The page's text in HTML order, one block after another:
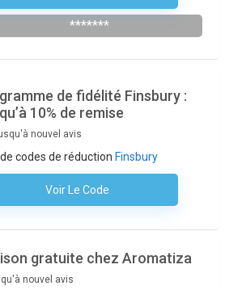
*******
de fidélité Finsbury :
10% de remise
nouvel avis
codes de réduction Finsbury
Voir Le Code
Aucun Code N'est Nécessaire
gratuite chez Aromatiza
nouvel avis